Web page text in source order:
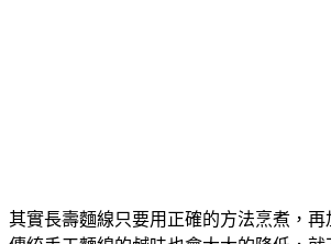
其實長壽麵線只要用正確的方法烹煮，再